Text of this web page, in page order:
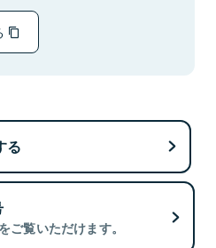
る
ご覧いただけます。